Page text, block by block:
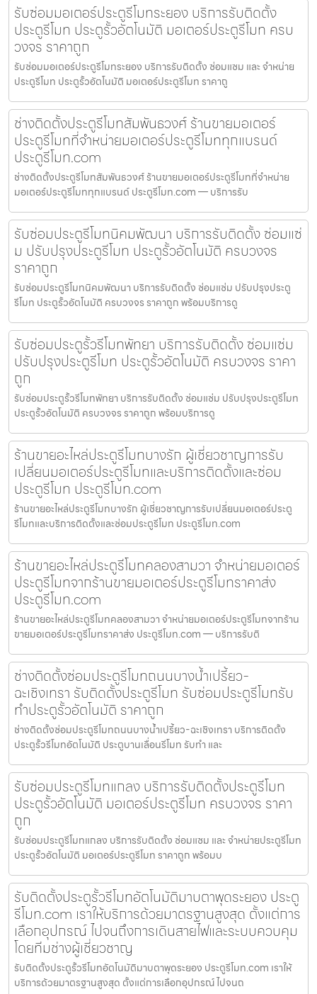
รับซ่อมมอเตอร์ประตูรีโมทระยอง บริการรับติดตั้ง
ประตูรีโมท ประตูรั้วอัตโนมัติ มอเตอร์ประตูรีโมท ครบ
วงจร ราคาถูก
รับซ่อมมอเตอร์ประตูรีโมทระยอง บริการรับติดตั้ง ซ่อมแซม และ จำหน่าย
ประตูรีโมท ประตูรั้วอัตโนมัติ มอเตอร์ประตูรีโมท ราคาถู
ช่างติดตั้งประตูรีโมทสัมพันธวงศ์ ร้านขายมอเตอร์
ประตูรีโมทที่จำหน่ายมอเตอร์ประตูรีโมททุกแบรนด์
ประตูรีโมท.com
ช่างติดตั้งประตูรีโมทสัมพันธวงศ์ ร้านขายมอเตอร์ประตูรีโมทที่จำหน่าย
มอเตอร์ประตูรีโมททุกแบรนด์ ประตูรีโมท.com — บริการรับ
รับซ่อมประตูรีโมทนิคมพัฒนา บริการรับติดตั้ง ซ่อมแซ่
ม ปรับปรุงประตูรีโมท ประตูรั้วอัตโนมัติ ครบวงจร
ราคาถูก
รับซ่อมประตูรีโมทนิคมพัฒนา บริการรับติดตั้ง ซ่อมแซ่ม ปรับปรุงประตู
รีโมท ประตูรั้วอัตโนมัติ ครบวงจร ราคาถูก พร้อมบริการดู
รับซ่อมประตูรั้วรีโมทพัทยา บริการรับติดตั้ง ซ่อมแซ่ม
ปรับปรุงประตูรีโมท ประตูรั้วอัตโนมัติ ครบวงจร ราคา
ถูก
รับซ่อมประตูรั้วรีโมทพัทยา บริการรับติดตั้ง ซ่อมแซ่ม ปรับปรุงประตูรีโมท
ประตูรั้วอัตโนมัติ ครบวงจร ราคาถูก พร้อมบริการดู
ร้านขายอะไหล่ประตูรีโมทบางรัก ผู้เชี่ยวชาญการรับ
เปลี่ยนมอเตอร์ประตูรีโมทและบริการติดตั้งและซ่อม
ประตูรีโมท ประตูรีโมท.com
ร้านขายอะไหล่ประตูรีโมทบางรัก ผู้เชี่ยวชาญการรับเปลี่ยนมอเตอร์ประตู
รีโมทและบริการติดตั้งและซ่อมประตูรีโมท ประตูรีโมท.com
ร้านขายอะไหล่ประตูรีโมทคลองสามวา จำหน่ายมอเตอร์
ประตูรีโมทจากร้านขายมอเตอร์ประตูรีโมทราคาส่ง
ประตูรีโมท.com
ร้านขายอะไหล่ประตูรีโมทคลองสามวา จำหน่ายมอเตอร์ประตูรีโมทจากร้าน
ขายมอเตอร์ประตูรีโมทราคาส่ง ประตูรีโมท.com — บริการรับติ
ช่างติดตั้งซ่อมประตูรีโมทถนนบางน้ำเปรี้ยว-
ฉะเชิงเทรา รับติดตั้งประตูรีโมท รับซ่อมประตูรีโมทรับ
ทำประตูรั้วอัตโนมัติ ราคาถูก
ช่างติดตั้งซ่อมประตูรีโมทถนนบางน้ำเปรี้ยว-ฉะเชิงเทรา บริการติดตั้ง
ประตูรั้วรีโมทอัตโนมัติ ประตูบานเลื่อนรีโมท รับทำ และ
รับซ่อมประตูรีโมทแกลง บริการรับติดตั้งประตูรีโมท
ประตูรั้วอัตโนมัติ มอเตอร์ประตูรีโมท ครบวงจร ราคา
ถูก
รับซ่อมประตูรีโมทแกลง บริการรับติดตั้ง ซ่อมแซม และ จำหน่ายประตูรีโมท
ประตูรั้วอัตโนมัติ มอเตอร์ประตูรีโมท ราคาถูก พร้อมบ
รับติดตั้งประตูรั้วรีโมทอัตโนมัติมาบตาพุดระยอง ประตู
รีโมท.com เราให้บริการด้วยมาตรฐานสูงสุด ตั้งแต่การ
เลือกอุปกรณ์ ไปจนถึงการเดินสายไฟและระบบควบคุม
โดยทีมช่างผู้เชี่ยวชาญ
รับติดตั้งประตูรั้วรีโมทอัตโนมัติมาบตาพุดระยอง ประตูรีโมท.com เราให้
บริการด้วยมาตรฐานสูงสุด ตั้งแต่การเลือกอุปกรณ์ ไปจนถ